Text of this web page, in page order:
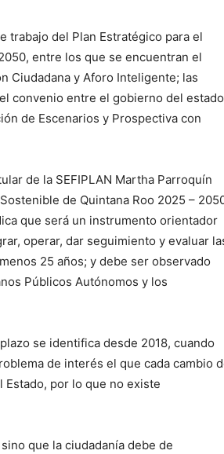
trabajo del Plan Estratégico para el
entre los que se encuentran el
Ciudadana y Aforo Inteligente; las
convenio entre el gobierno del estado
de Escenarios y Prospectiva con
de la SEFIPLAN Martha Parroquín
de Quintana Roo 2025 –
que será un instrumento orientador
operar, dar seguimiento y evaluar
25 años; y debe ser observado
Públicos Autónomos y los
se identifica desde 2018, cuando
de interés el que cada cambio
por lo que no existe
que la ciudadanía debe de